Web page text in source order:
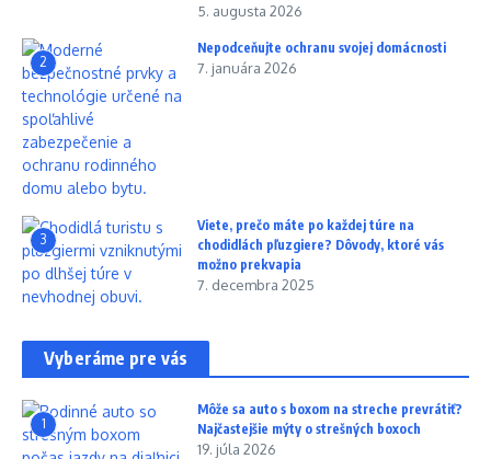
5. augusta 2026
2
Nepodceňujte ochranu svojej domácnosti
7. januára 2026
3
Viete, prečo máte po každej túre na
chodidlách pľuzgiere? Dôvody, ktoré vás
možno prekvapia
7. decembra 2025
Vyberáme pre vás
1
Môže sa auto s boxom na streche prevrátiť?
Najčastejšie mýty o strešných boxoch
19. júla 2026